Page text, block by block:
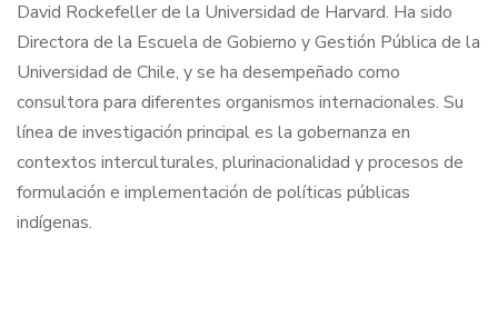
David Rockefeller de la Universidad de Harvard. Ha sido
Directora de la Escuela de Gobierno y Gestión Pública de la
Universidad de Chile, y se ha desempeñado como
consultora para diferentes organismos internacionales. Su
línea de investigación principal es la gobernanza en
contextos interculturales, plurinacionalidad y procesos de
formulación e implementación de políticas públicas
indígenas.